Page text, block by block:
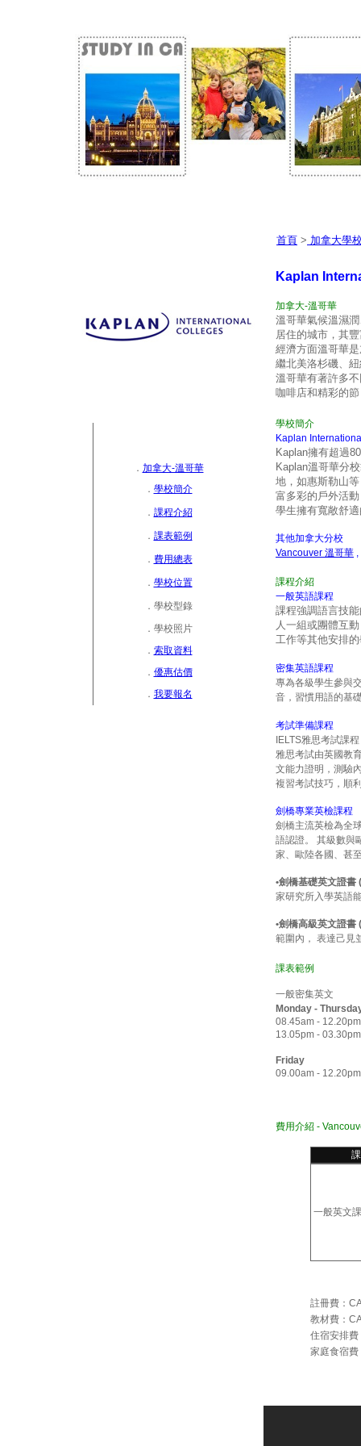
首頁 > 加拿大學
Kaplan
加拿大-溫哥華
溫哥華氣候溫濕
居住的城市，其
經濟方面溫哥華
繼北美洛杉磯、
溫哥華有著許多
咖啡店和精彩的
． 加拿大-溫哥華
． 學校簡介
． 課程介紹
． 課表範例
． 費用總表
． 學校位置
． 學校型錄
． 學校照片
． 索取資料
． 優惠估價
． 我要報名
學校簡介
Kaplan
Kaplan擁有超過80
Kaplan溫哥華分
地，如惠斯勒山
富多彩的戶外活
學生擁有寬敞舒
其他加拿大分校
Vancouver 溫哥華 ,
課程介紹
一般英語課程
課程強調語言技
人一組或團體互
工作等其他安排
密集英語課程
專為各級學生參與
音，習慣用語的基
考試準備課程
IELTS雅思考試課程
雅思考試由英國教
文能力證明，測驗
複習考試技巧，順
劍橋專業英檢課程
劍橋主流英檢為全
語認證。 其級數與
家、歐陸各國、甚
•劍橋基礎英文證書
家研究所入學英語
•劍橋高級英文證書
範圍內， 表達己見
課表範例
一般密集英文
Monday -
08.45am - 12.20pm
13.05pm - 03.30pm
Friday
09.00am - 12.20pm
費用介紹 -
一般英文
註冊費：
教材費：
住宿安排
家庭食宿